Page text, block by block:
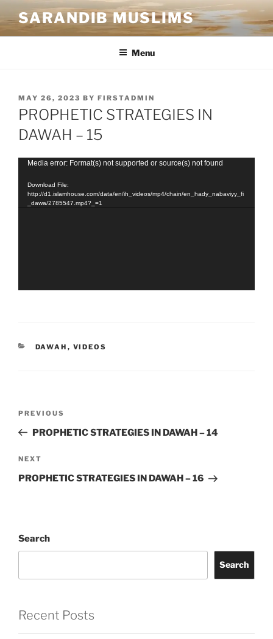
SARANDIB MUSLIMS
Menu
MAY 26, 2023 BY FIRSTADMIN
PROPHETIC STRATEGIES IN
DAWAH – 15
Video
Media error: Format(s) not supported or source(s) not found
Download File:
http://d1.islamhouse.com/data/en/ih_videos/mp4/chain/en_hady_nabaviyy_fi
_dawa/2785547.mp4?_=1
DAWAH , VIDEOS
PREVIOUS
PROPHETIC STRATEGIES IN DAWAH – 14
NEXT
PROPHETIC STRATEGIES IN DAWAH – 16
Search
Search
Recent Posts